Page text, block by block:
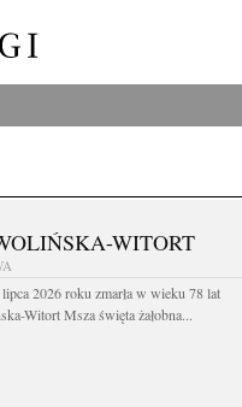
WITORT
2026 roku zmarła w wieku 78 lat
Witort Msza święta żałobna...